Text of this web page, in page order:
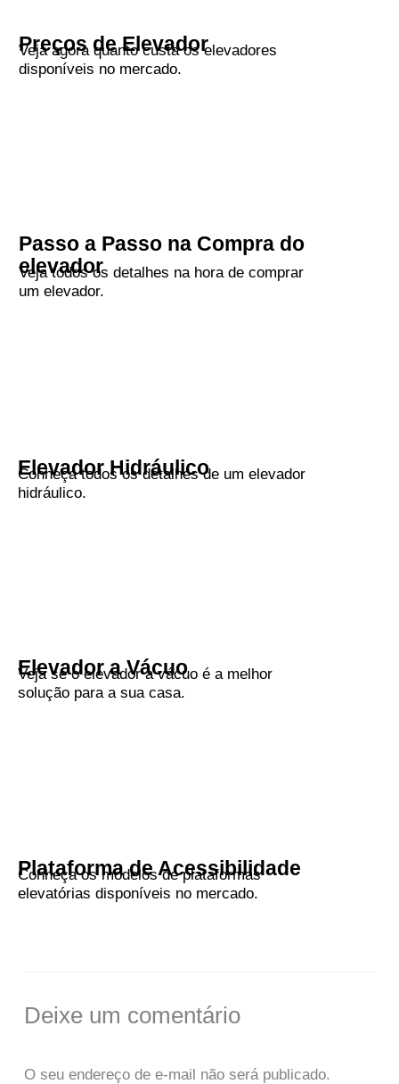
Preços de Elevador
Veja agora quanto custa os elevadores
disponíveis no mercado.
Passo a Passo na Compra do
elevador
Veja todos os detalhes na hora de comprar
um elevador.
Elevador Hidráulico
Conheça todos os detalhes de um elevador
hidráulico.
Elevador a Vácuo
Veja se o elevador a vácuo é a melhor
solução para a sua casa.
Plataforma de Acessibilidade
Conheça os modelos de plataformas
elevatórias disponíveis no mercado.
Deixe um comentário
O seu endereço de e-mail não será publicado.